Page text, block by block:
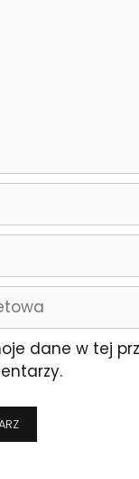
dane w tej